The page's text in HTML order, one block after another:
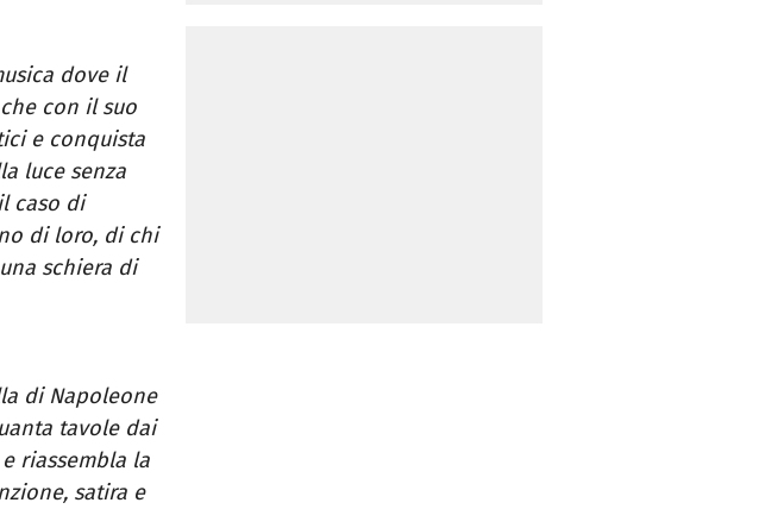
dove il
con il suo
e conquista
luce senza
caso di
di loro, di chi
schiera di
di Napoleone
tavole dai
riassembla la
satira e